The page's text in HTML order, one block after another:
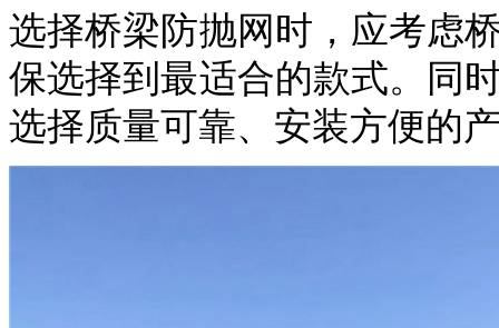
选择桥梁防抛网时，应考虑
保选择到最适合的款式。同
选择质量可靠、安装方便的